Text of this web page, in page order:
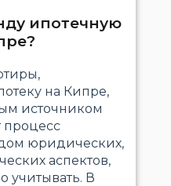
ипотечную
на Кипре,
источником
процесс
юридических,
аспектов,
учитывать. В